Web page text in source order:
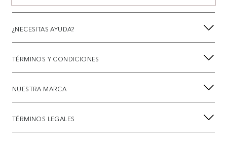
¿NECESITAS AYUDA?
TÉRMINOS Y CONDICIONES
NUESTRA MARCA
TÉRMINOS LEGALES